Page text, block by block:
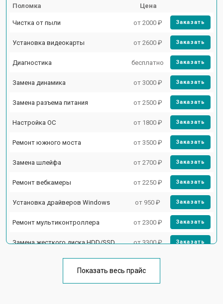
Поломка Цена
Чистка от пыли от 2000 ₽ Заказать
Установка видеокарты от 2600 ₽ Заказать
Диагностика бесплатно Заказать
Замена динамика от 3000 ₽ Заказать
Замена разъема питания от 2500 ₽ Заказать
Настройка ОС от 1800 ₽ Заказать
Ремонт южного моста от 3500 ₽ Заказать
Замена шлейфа от 2700 ₽ Заказать
Ремонт вебкамеры от 2250 ₽ Заказать
Установка драйверов Windows от 950 ₽ Заказать
Ремонт мультиконтроллера от 2300 ₽ Заказать
Замена жесткого диска HDD/SSD от 3300 ₽ Заказать
от 1500 ₽
Показать весь прайс